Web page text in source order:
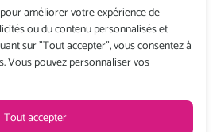
améliorer votre expérience de
ou du contenu personnalisés et
sur "Tout accepter", vous consentez à
Vous pouvez personnaliser vos
Tout accepter
& Work. Tous droits réservés.